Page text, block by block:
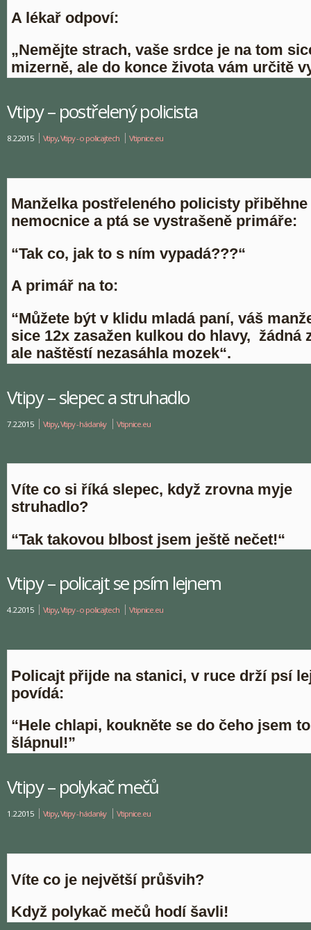
A lékař odpoví:
„Nemějte strach, vaše srdce je na tom
mizerně, ale do konce života vám určitě
Vtipy – postřelený policista
8.2.2015 Vtipy,Vtipy - o policajtech Vtipnice.eu
Manželka postřeleného policisty přiběhne
nemocnice a ptá se vystrašeně primáře:
“Tak co, jak to s ním vypadá???“
A primář na to:
“Můžete být v klidu mladá paní, váš
sice 12x zasažen kulkou do hlavy, žádná
ale naštěstí nezasáhla mozek“.
Vtipy – slepec a struhadlo
7.2.2015 Vtipy,Vtipy - hádanky Vtipnice.eu
Víte co si říká slepec, když zrovna myje
struhadlo?
“Tak takovou blbost jsem ještě nečet!“
Vtipy – policajt se psím lejnem
4.2.2015 Vtipy,Vtipy - o policajtech Vtipnice.eu
Policajt přijde na stanici, v ruce drží psí
povídá:
“Hele chlapi, koukněte se do čeho jsem
šlápnul!”
Vtipy – polykač mečů
1.2.2015 Vtipy,Vtipy - hádanky Vtipnice.eu
Víte co je největší průšvih?
Když polykač mečů hodí šavli!